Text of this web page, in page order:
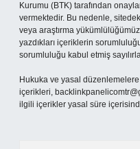
Kurumu (BTK) tarafından
vermektedir. Bu nedenle,
veya araştırma
yazdıkları içeriklerin
sorumluluğu kabul etmiş
Hukuka ve yasal
içerikleri,
ilgili içerikler yasal süre